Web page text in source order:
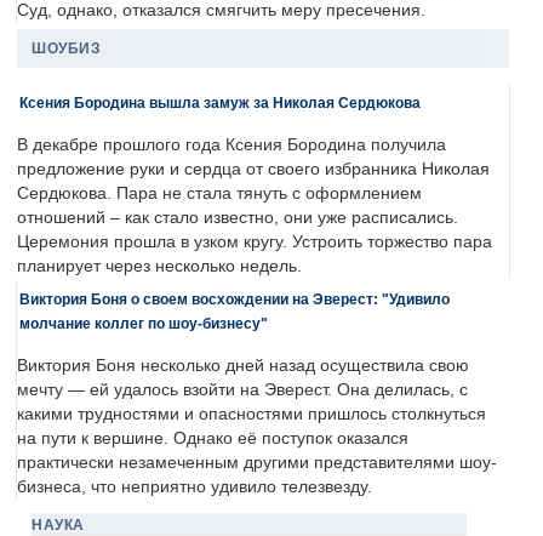
Суд, однако, отказался смягчить меру пресечения.
ШОУБИЗ
Ксения Бородина вышла замуж за Николая Сердюкова
В декабре прошлого года Ксения Бородина получила
предложение руки и сердца от своего избранника Николая
Сердюкова. Пара не стала тянуть с оформлением
отношений – как стало известно, они уже расписались.
Церемония прошла в узком кругу. Устроить торжество пара
планирует через несколько недель.
Виктория Боня о своем восхождении на Эверест: "Удивило
молчание коллег по шоу-бизнесу"
Виктория Боня несколько дней назад осуществила свою
мечту — ей удалось взойти на Эверест. Она делилась, с
какими трудностями и опасностями пришлось столкнуться
на пути к вершине. Однако её поступок оказался
практически незамеченным другими представителями шоу-
бизнеса, что неприятно удивило телезвезду.
НАУКА